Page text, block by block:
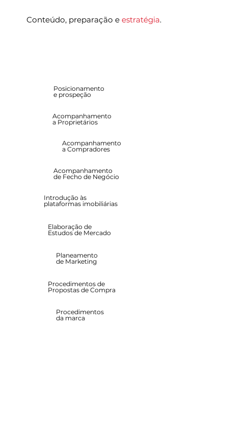
Conteúdo, preparação eestratégia.
Posicionamento
e prospeção
Acompanhamento
a Proprietários
Acompanhamento
a Compradores
Acompanhamento
de Fecho de Negócio
Introdução às
plataformas imobiliárias
Elaboração de
Estudos de Mercado
Planeamento
de Marketing
Procedimentos de
Propostas de Compra
Procedimentos
da marca